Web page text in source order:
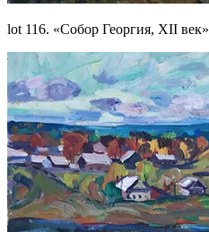
lot 116. «Собор Георгия, XII век»